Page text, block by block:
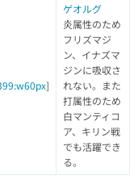
]
ゲオルグ
炎属性のため
フリズマジ
ン、イナズマ
ジンに吸収さ
れない。また
打属性のため
白マンティコ
ア、キリン戦
でも活躍でき
る。